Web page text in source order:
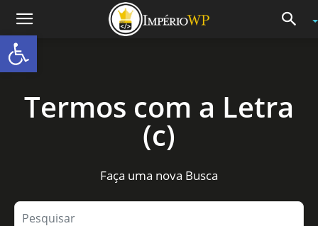
Termos com a Letra
(c)
Faça uma nova Busca
Abrir a barra de ferramentas